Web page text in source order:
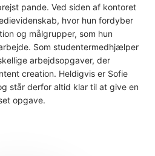
pande. Ved siden af kontoret
hvor hun fordyber
og målgrupper, som hun
Som studentermedhjælper
arbejdsopgaver, der
creation. Heldigvis er Sofie
står derfor altid klar til at give en
opgave.